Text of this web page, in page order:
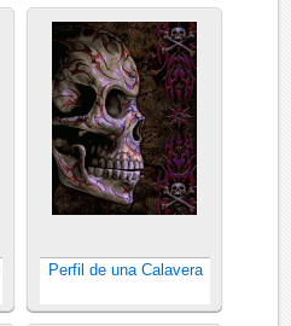
Perfil de una Calavera